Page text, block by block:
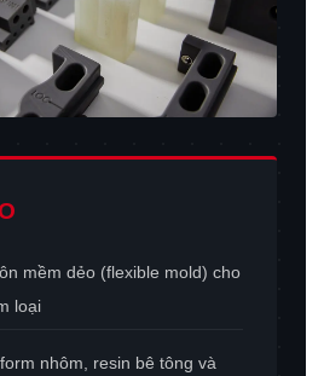
mềm dẻo (flexible mold) cho
loại
nhôm, resin bê tông và